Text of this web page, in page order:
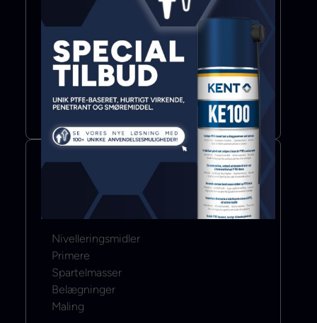
Bond & Seal
Lim
Fugemasse
Klæbebånd
Mere info
Color & Coat
Nivelleringsmidler
Primere
Spartelmasser
Belægninger
Maling